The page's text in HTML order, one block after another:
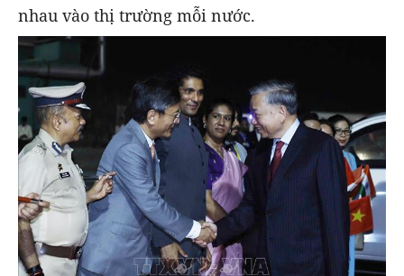
nhau vào thị trường mỗi nước.